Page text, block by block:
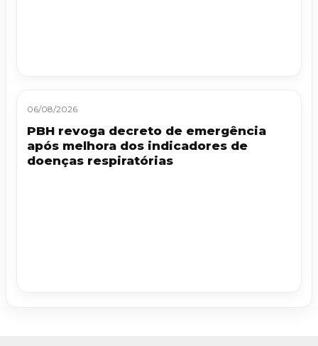
06/08/2026
PBH revoga decreto de emergência
após melhora dos indicadores de
doenças respiratórias